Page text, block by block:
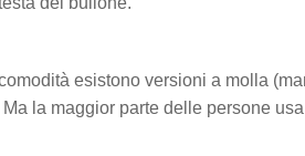
esistono versioni a molla
la maggior parte delle persone